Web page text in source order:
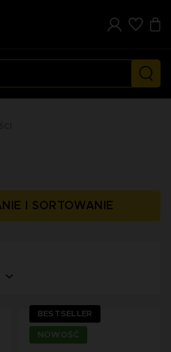
I SORTOWANIE
BESTSELLER
NOWOŚĆ